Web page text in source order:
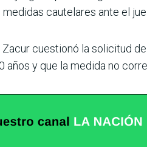
cautelares ante el
cuestionó la solicitud del
y que la medida no